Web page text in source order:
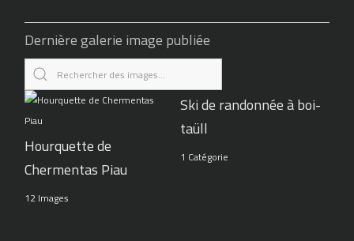
Dernière galerie image publiée
Hourquette de
Chermentas Piau
12 Images
Ski de randonnée à boi-
taüll
1 Catégorie